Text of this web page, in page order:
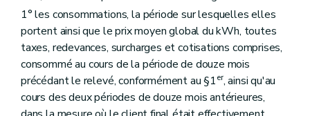
1° les consommations, la période sur lesquelles elles
portent ainsi que le prix moyen global du kWh, toutes
taxes, redevances, surcharges et cotisations comprises,
consommé au cours de la période de douze mois
précédant le relevé, conformément au §1er, ainsi qu'au
cours des deux périodes de douze mois antérieures,